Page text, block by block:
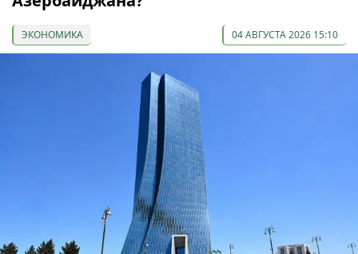
ЭКОНОМИКА 04 АВГУСТА 2026 15:10